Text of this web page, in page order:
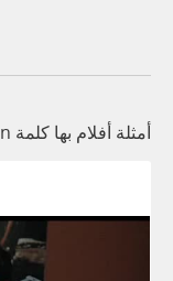
أمثلة أفلام بها كلمة Friedman